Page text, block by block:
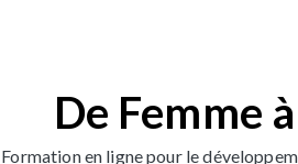
De Femme
Formation en ligne pour le